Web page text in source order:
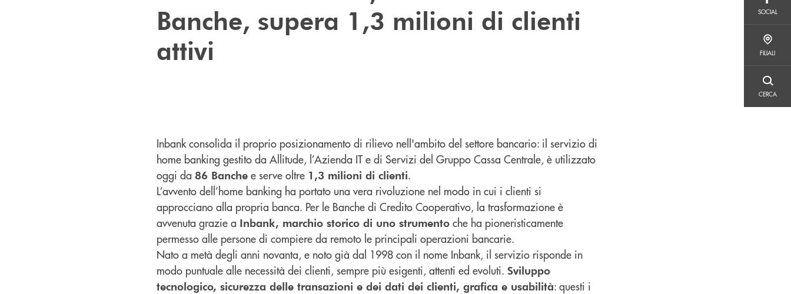
SOCIAL
FILIALI
CERCA
Banche, supera 1,3 milioni di clienti
attivi
Inbank consolida il proprio posizionamento di rilievo nell'ambito del settore bancario: il servizio di
home banking gestito da Allitude, l’Azienda IT e di Servizi del Gruppo Cassa Centrale, è utilizzato
oggi da 86 Banche e serve oltre 1,3 milioni di clienti.
L’avvento dell’home banking ha portato una vera rivoluzione nel modo in cui i clienti si
approcciano alla propria banca. Per le Banche di Credito Cooperativo, la trasformazione è
avvenuta grazie a Inbank, marchio storico di uno strumento che ha pioneristicamente
permesso alle persone di compiere da remoto le principali operazioni bancarie.
Nato a metà degli anni novanta, e noto già dal 1998 con il nome Inbank, il servizio risponde in
modo puntuale alle necessità dei clienti, sempre più esigenti, attenti ed evoluti. Sviluppo
tecnologico, sicurezza delle transazioni e dei dati dei clienti, grafica e usabilità: questi i